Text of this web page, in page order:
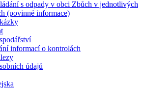
s odpady v obci Zbůch v jednotlivých
(povinné informace)
informací o kontrolách
údajů